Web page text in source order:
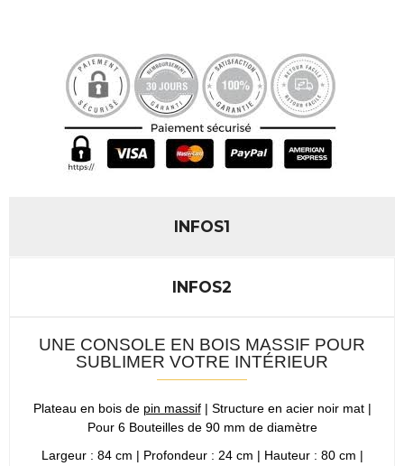
INFOS1
INFOS2
UNE CONSOLE EN BOIS MASSIF POUR
SUBLIMER VOTRE INTÉRIEUR
Plateau en bois de pin massif| Structure en acier noir mat |
Pour 6 Bouteilles de 90 mm de diamètre
Largeur : 84 cm | Profondeur : 24 cm | Hauteur : 80 cm |